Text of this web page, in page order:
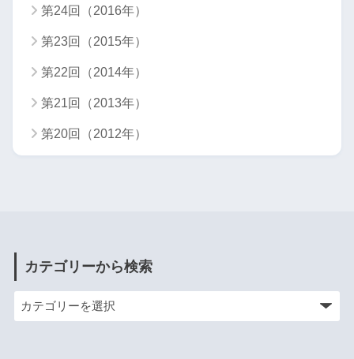
第24回（2016年）
第23回（2015年）
第22回（2014年）
第21回（2013年）
第20回（2012年）
カテゴリーから検索